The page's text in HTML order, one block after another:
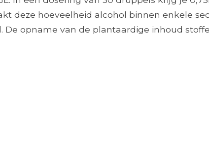
deze hoeveelheid alcohol binnen enkele
opname van de plantaardige inhoud